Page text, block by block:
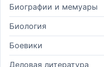
Биографии и мемуары
Биология
Боевики
Деловая литература